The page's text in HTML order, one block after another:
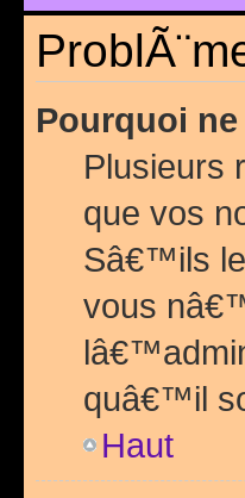
Pourquoi
Plusieurs
que vos
Sâ€™ils
vous
quâ€™il
Haut